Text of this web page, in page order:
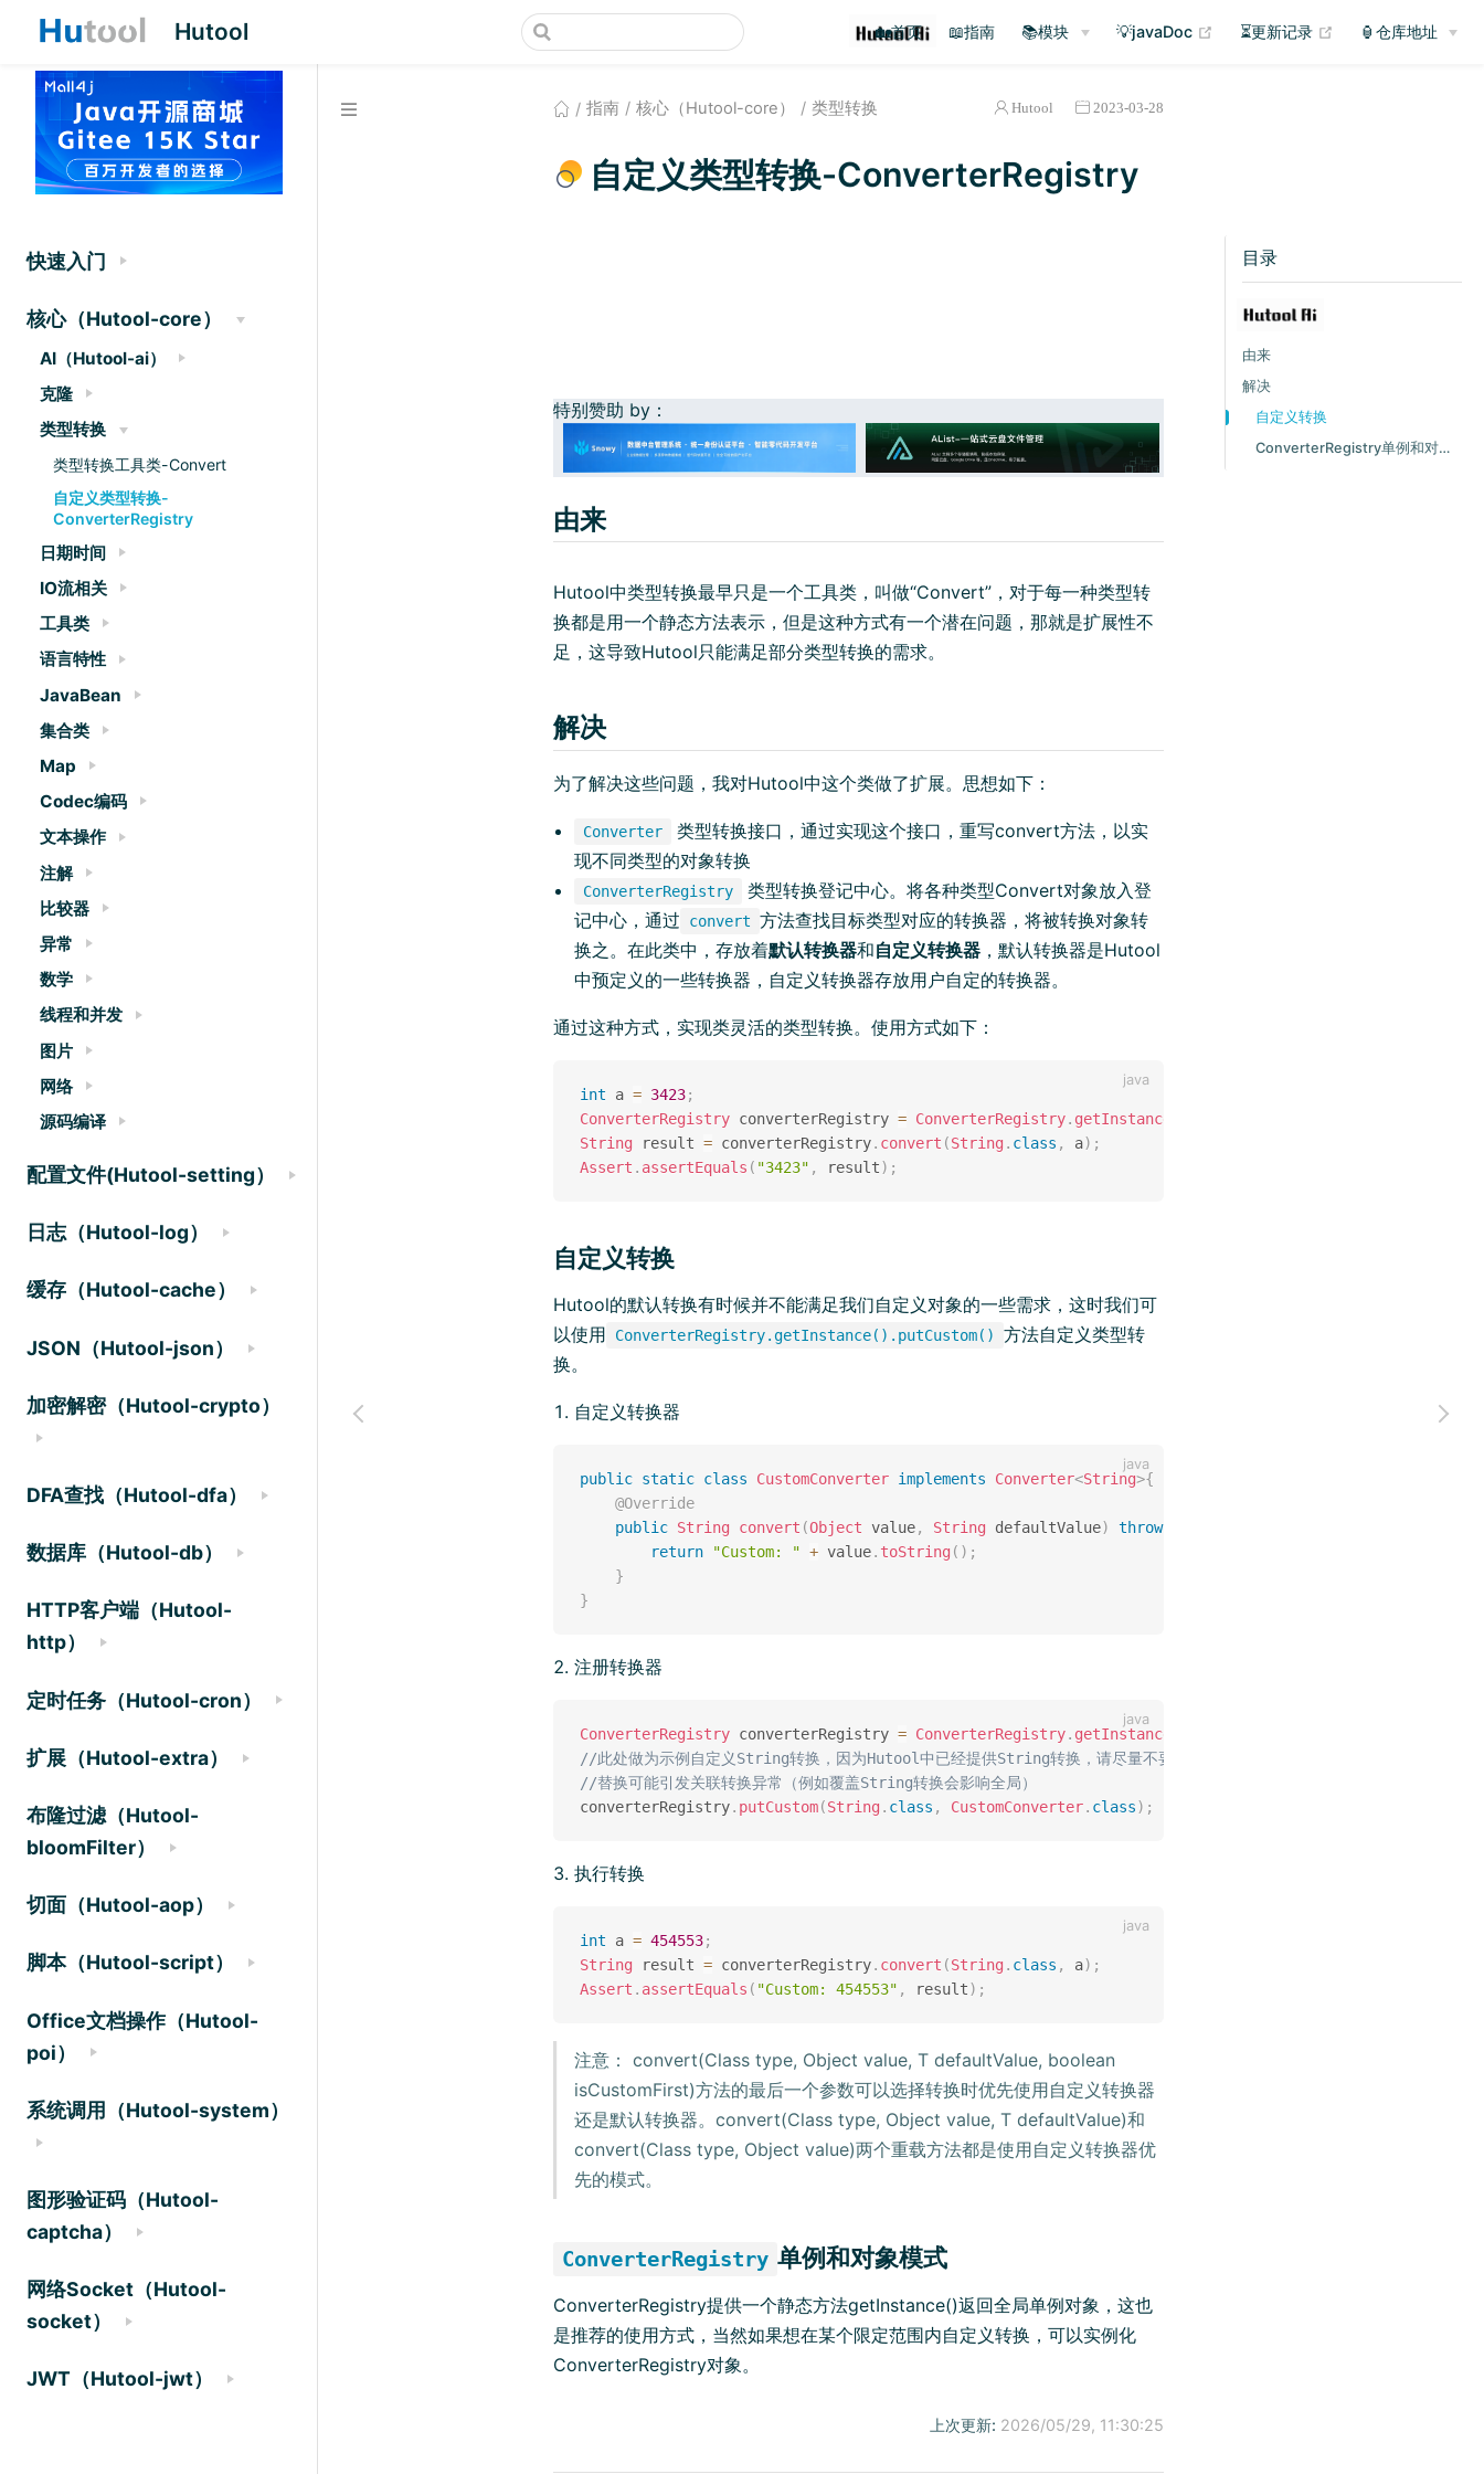
Hutool (opens new window)
🏡首页 📖指南 📚模块 💡javaDoc (opens new window)
⏳更新记录 (opens new
🏮仓库地址
快速入门
核心（Hutool-core）
AI（Hutool-ai）
克隆
类型转换
类型转换工具类-Convert
自定义类型转换-
ConverterRegistry
日期时间
IO流相关
工具类
语言特性
JavaBean
集合类
Map
Codec编码
文本操作
注解
比较器
异常
数学
线程和并发
图片
网络
源码编译
配置文件(Hutool-setting）
日志（Hutool-log）
缓存（Hutool-cache）
JSON（Hutool-json）
加密解密（Hutool-crypto）
DFA查找（Hutool-dfa）
数据库（Hutool-db）
HTTP客户端（Hutool-
http）
定时任务（Hutool-cron）
扩展（Hutool-extra）
布隆过滤（Hutool-
bloomFilter）
切面（Hutool-aop）
脚本（Hutool-script）
Office文档操作（Hutool-
poi）
系统调用（Hutool-system）
图形验证码（Hutool-
captcha）
网络Socket（Hutool-
socket）
JWT（Hutool-jwt）
指南 核心（Hutool-core） 类型转换 Hutool 2023-03-28
目录
由来
解决
自定义转换
ConverterRegistry单例和对象模式
自定义类型转换-ConverterRegistry
特别赞助 by：
由来
Hutool中类型转换最早只是一个工具类，叫做“Convert”，对于每一种类型转
换都是用一个静态方法表示，但是这种方式有一个潜在问题，那就是扩展性不
足，这导致Hutool只能满足部分类型转换的需求。
解决
为了解决这些问题，我对Hutool中这个类做了扩展。思想如下：
Converter
类型转换接口，通过实现这个接口，重写convert方法，以实
现不同类型的对象转换
ConverterRegistry
类型转换登记中心。将各种类型Convert对象放入登
记中心，通过
convert 方法查找目标类型对应的转换器，将被转换对象转
换之。在此类中，存放着默认转换器和自定义转换器，默认转换器是Hutool
中预定义的一些转换器，自定义转换器存放用户自定的转换器。
通过这种方式，实现类灵活的类型转换。使用方式如下：
int a = 3423;
ConverterRegistry converterRegistry = ConverterRegistry. getInstance
String result = converterRegistry. convert (String . class , a) ;
Assert . assertEquals ( "3423" , result) ;
自定义转换
Hutool的默认转换有时候并不能满足我们自定义对象的一些需求，这时我们可
以使用
ConverterRegistry.getInstance().putCustom()
方法自定义类型转
换。
自定义转换器
public static class CustomConverter implements Converter<String>{
@Override
public String convert (Object value, String defaultValue) throws
return
"Custom: " + value. toString ( ) ;
}
}
注册转换器
ConverterRegistry converterRegistry = ConverterRegistry. getInstance
//此处做为示例自定义String转换，因为Hutool中已经提供String转换，请尽量不要替换
//替换可能引发关联转换异常（例如覆盖String转换会影响全局）
converterRegistry. putCustom(String . class , CustomConverter. class) ;
执行转换
int a = 454553;
String result = converterRegistry. convert (String . class , a) ;
Assert . assertEquals ( "Custom: 454553" , result) ;
注意： convert(Classtype, Object value, T defaultValue, boolean
isCustomFirst)方法的最后一个参数可以选择转换时优先使用自定义转换器
还是默认转换器。convert(Classtype, Object value, T defaultValue)和
convert(Classtype, Object value)两个重载方法都是使用自定义转换器优
先的模式。
ConverterRegistry 单例和对象模式
ConverterRegistry提供一个静态方法getInstance()返回全局单例对象，这也
是推荐的使用方式，当然如果想在某个限定范围内自定义转换，可以实例化
ConverterRegistry对象。
上次更新: 2026/05/29, 11:30:25